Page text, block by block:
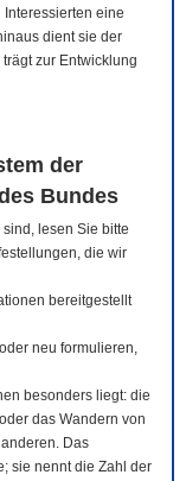
eine
dient sie der
zur Entwicklung
der
Bundes
lesen Sie bitte
die wir
bereitgestellt
neu formulieren,
besonders liegt: die
das Wandern von
Das
sie nennt die Zahl der